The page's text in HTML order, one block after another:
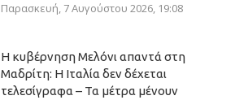
Παρασκευή, 7 Αυγούστου 2026, 19:08
Η κυβέρνηση Μελόνι απαντά στη
Μαδρίτη: Η Ιταλία δεν δέχεται
τελεσίγραφα – Τα μέτρα μένουν